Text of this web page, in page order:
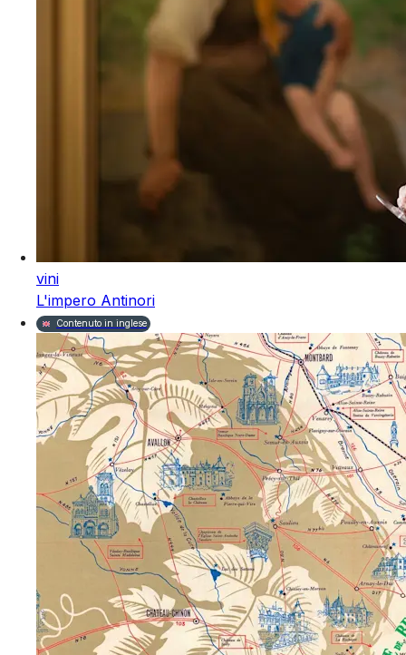
vini
L'impero Antinori
Contenuto in inglese